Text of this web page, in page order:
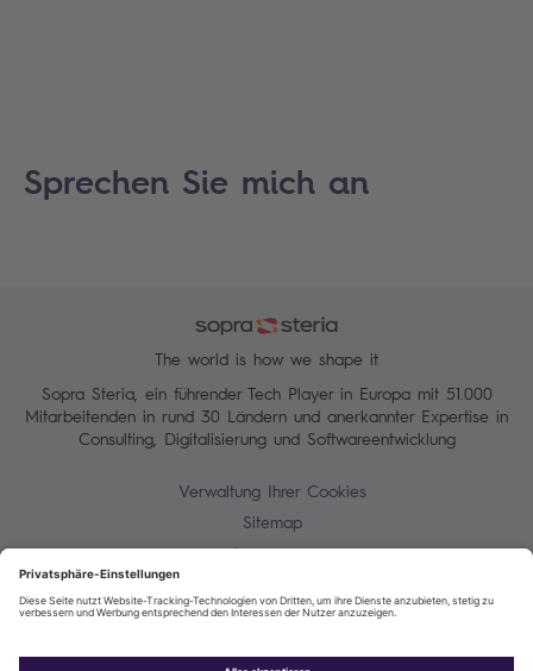
Sprechen Sie mich an
The world is how we shape it
Sopra Steria, ein führender Tech Player in Europa mit 51.000
Mitarbeitenden in rund 30 Ländern und anerkannter Expertise in
Consulting, Digitalisierung und Softwareentwicklung
Verwaltung Ihrer Cookies
Sitemap
Impressum
Allgemeine Einkaufsbedingungen
Datenschutz